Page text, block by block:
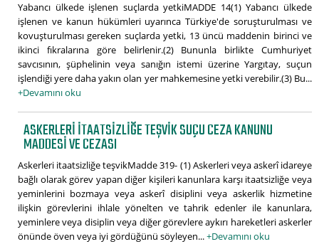
Yabancı ülkede işlenen suçlarda yetkiMADDE 14(1) Yabancı ülkede
işlenen ve kanun hükümleri uyarınca Türkiye'de soruşturulması ve
kovuşturulması gereken suçlarda yetki, 13 üncü maddenin birinci ve
ikinci fıkralarına göre belirlenir.(2) Bununla birlikte Cumhuriyet
savcısının, şüphelinin veya sanığın istemi üzerine Yargıtay, suçun
işlendiği yere daha yakın olan yer mahkemesine yetki verebilir.(3) Bu...
+Devamını oku
ASKERLERI ITAATSIZLIĞE TEŞVIK SUÇU CEZA KANUNU
MADDESI VE CEZASI
Askerleri itaatsizliğe teşvikMadde 319- (1) Askerleri veya askerî idareye
bağlı olarak görev yapan diğer kişileri kanunlara karşı itaatsizliğe veya
yeminlerini bozmaya veya askerî disiplini veya askerlik hizmetine
ilişkin görevlerini ihlale yönelten ve tahrik edenler ile kanunlara,
yeminlere veya disiplin veya diğer görevlere aykırı hareketleri askerler
önünde öven veya iyi gördüğünü söyleyen...+Devamını oku